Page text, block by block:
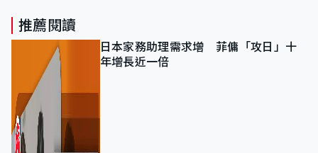
推薦閱讀
日本家務助理需求增 菲傭「攻日」十
年增長近一倍